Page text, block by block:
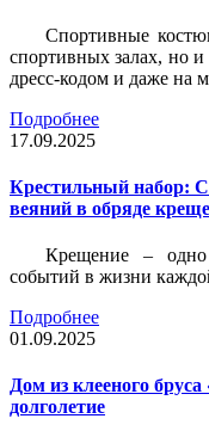
Спортивные
спортивных залах, но
дресс-кодом и даже на
Подробнее
17.09.2025
Крестильный набор:
веяний в обряде
Крещение –
событий в жизни
Подробнее
01.09.2025
Дом из клееного
долголетие